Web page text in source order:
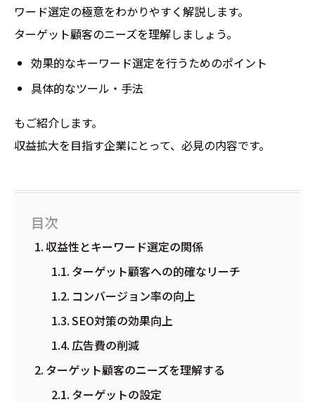
ワード選定の極意をわかりやすく解説します。
ターゲット顧客のニーズを理解しましょう。
効果的なキーワード選定を行うためのポイント
具体的なツール・手法
もご紹介します。
収益拡大を目指す企業にとって、必見の内容です。
目次
収益性とキーワード選定の関係
ターゲット顧客への的確なリーチ
コンバージョン率の向上
SEO対策の効果向上
広告費の削減
ターゲット顧客のニーズを理解する
ターゲットの設定